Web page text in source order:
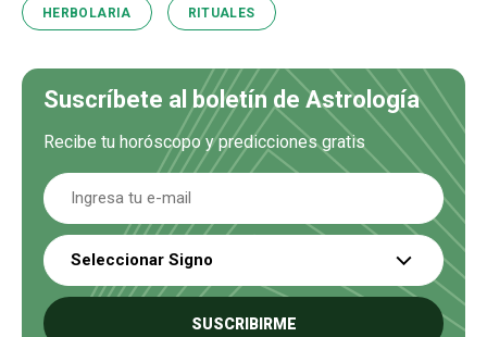
HERBOLARIA RITUALES
Suscríbete al boletín de Astrología
Recibe tu horóscopo y predicciones gratis
Seleccionar Signo
SUSCRIBIRME